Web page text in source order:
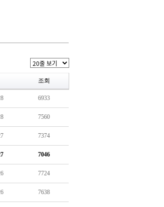
조회
6933
7560
7374
7046
7724
7638